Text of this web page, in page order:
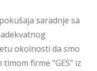
saradnje sa
okolnosti da smo
firme “GES” iz